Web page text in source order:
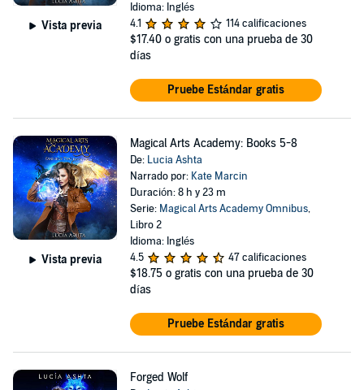
Vista previa
Idioma: Inglés
4.1
114 calificaciones
$17.40 o gratis con una prueba de 30
días
Pruebe Estándar gratis
Vista previa
Magical Arts Academy: Books 5-8
De: Lucia Ashta
Narrado por: Kate Marcin
Duración: 8 h y 23 m
Serie: Magical Arts Academy Omnibus,
Libro 2
Idioma: Inglés
4.5
47 calificaciones
$18.75 o gratis con una prueba de 30
días
Pruebe Estándar gratis
Forged Wolf